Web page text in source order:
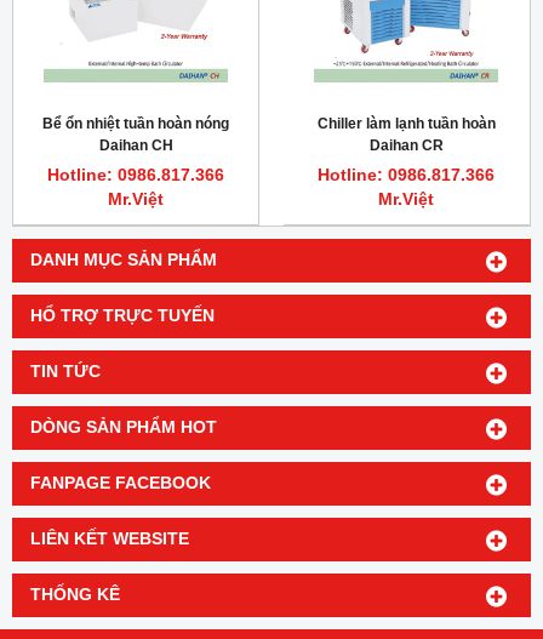
DANH MỤC SẢN PHẨM
HỔ TRỢ TRỰC TUYẾN
TIN TỨC
DÒNG SẢN PHẨM HOT
FANPAGE FACEBOOK
LIÊN KẾT WEBSITE
THỐNG KÊ
Bể ổn nhiệt tuần hoàn nóng
Daihan CH
Hotline: 0986.817.366
Mr.Việt
Chiller làm lạnh tuần hoàn
Daihan CR
Hotline: 0986.817.366
Mr.Việt